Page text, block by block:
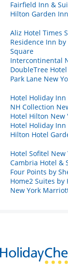
Fairfield Inn &
Hilton Garden
Aliz Hotel Times
Residence Inn
Square
Intercontinental
DoubleTree
Park Lane New
Hotel Holiday
NH Collection
Hotel Hilton New
Hotel Holiday Inn
Hilton Hotel
Hotel Sofitel New
Cambria Hotel &
Four Points by
Home2 Suites
New York